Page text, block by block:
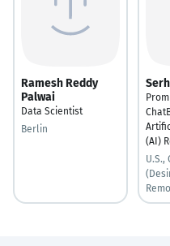
Ramesh Reddy
Palwai
Data Scientist
Berlin
(AI)
U.S.,